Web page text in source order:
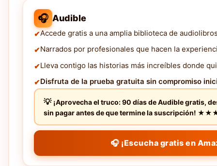
🎧 Audible
Accede gratis a una amplia biblioteca de
Narrados por profesionales que hacen la
Lleva contigo las historias más increíbles donde
Disfruta de la prueba gratuita sin compromiso
¡Aprovecha el truco: 90 días de Audible gratis,
sin pagar antes de que termine la suscripción!
🎧 ¡Escucha gratis en